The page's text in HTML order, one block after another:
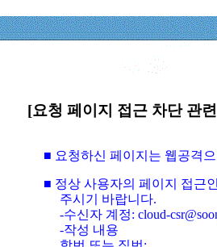
[요청 페이지 접근 차단 관
■ 요청하신 페이지는 웹공격
■ 정상 사용자의 페이지 접근
주시기 바랍니다.
-수신자 계정: cloud-
-작성 내용